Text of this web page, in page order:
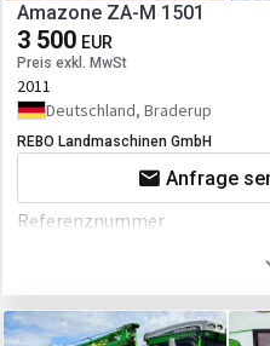
Amazone ZA-M 1501
3 500 EUR
Preis exkl. MwSt
2011
Deutschland, Braderup
REBO Landmaschinen GmbH
Anfrage
Referenznummer
Transportbreite